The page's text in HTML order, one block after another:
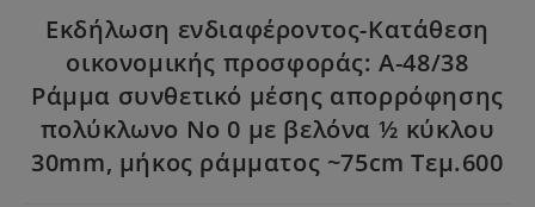
Εκδήλωση ενδιαφέροντος-Κατάθεση
οικονομικής προσφοράς: Α-48/38
Ράμμα συνθετικό μέσης απορρόφησης
πολύκλωνο Νο 0 με βελόνα ½ κύκλου
30mm, μήκος ράμματος ~75cm Τεμ.600